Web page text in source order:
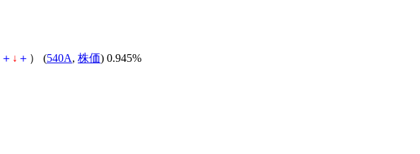
＋ ↓ ＋ ） (540A, 株価) 0.945%